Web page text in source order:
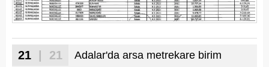
21 | 21
Adalar'da arsa metrekare birim